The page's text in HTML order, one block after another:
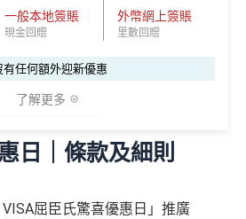
及分析...
戶用港幣交易(CBF, 包括DCC)無
一般本地簽賬
現金回贈
外幣網上簽賬
里數回贈
有任何額外迎新優惠
了解更多
賬8%回贈 (需要單一淨簽賬滿HK
日｜條款及細則
VISA屈臣氏驚喜優惠日」推廣